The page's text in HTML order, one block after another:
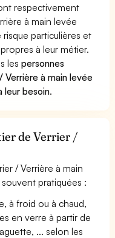
respectivement
à main levée
particulières et
à leur métier.
lespersonnes
à main levée
leur besoin.
de Verrier /
/ Verrière à main
pratiquées :
à froid ou à chaud,
en verre à partir de
... selon les